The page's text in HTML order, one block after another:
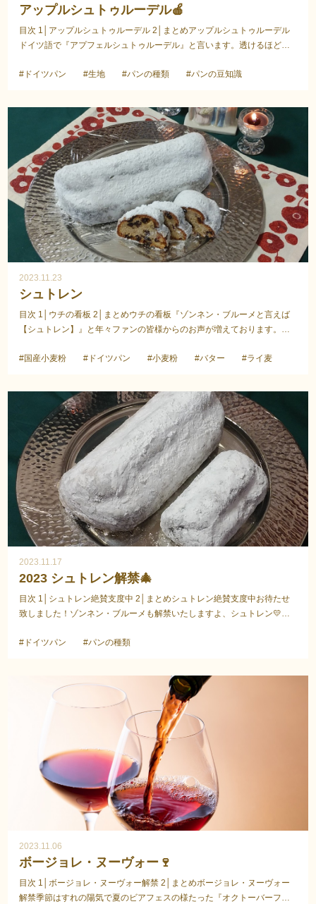
アップルシュトゥルーデル🍎
目次 1│アップルシュトゥルーデル 2│まとめアップルシュトゥルーデル
ドイツ語で『アプフェルシュトゥルーデル』と言います。透けるほど薄
#ドイツパン
#生地 #パンの種類 #パンの豆知識
2023.11.23
シュトレン
目次 1│ウチの看板 2│まとめウチの看板『ゾンネン・ブルーメと言えば
【シュトレン】』と年々ファンの皆様からのお声が増えております。嬉
#国産小麦粉
#ドイツパン #小麦粉 #バター #ライ麦
2023.11.17
2023 シュトレン解禁🎄
目次 1│シュトレン絶賛支度中 2│まとめシュトレン絶賛支度中お待たせ
致しました！ゾンネン・ブルーメも解禁いたしますよ、シュトレン💛
#ドイツパン
#パンの種類
2023.11.06
ボージョレ・ヌーヴォー🍷
目次 1│ボージョレ・ヌーヴォー解禁 2│まとめボージョレ・ヌーヴォー
解禁季節はすれの陽気で夏のビアフェスの様たった『オクトーバーフェ